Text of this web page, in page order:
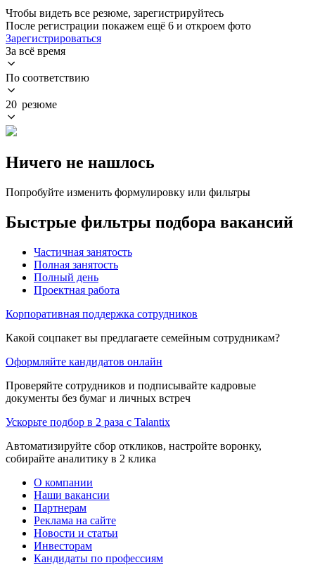
Чтобы видеть все резюме, зарегистрируйтесь
После регистрации покажем ещё 6 и откроем фото
Зарегистрироваться
За всё время
По соответствию
20 резюме
Ничего не нашлось
Попробуйте изменить формулировку или фильтры
Быстрые фильтры подбора вакансий
Частичная занятость
Полная занятость
Полный день
Проектная работа
Корпоративная поддержка сотрудников
Какой соцпакет вы предлагаете семейным сотрудникам?
Оформляйте кандидатов онлайн
Проверяйте сотрудников и подписывайте кадровые
документы без бумаг и личных встреч
Ускорьте подбор в 2 раза с Talantix
Автоматизируйте сбор откликов, настройте воронку,
собирайте аналитику в 2 клика
О компании
Наши вакансии
Партнерам
Реклама на сайте
Новости и статьи
Инвесторам
Кандидаты по профессиям